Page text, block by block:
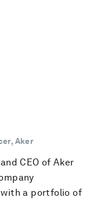
Aker
CEO of Aker
with a portfolio of